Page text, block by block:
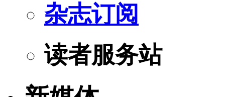
杂志订阅
读者服务站